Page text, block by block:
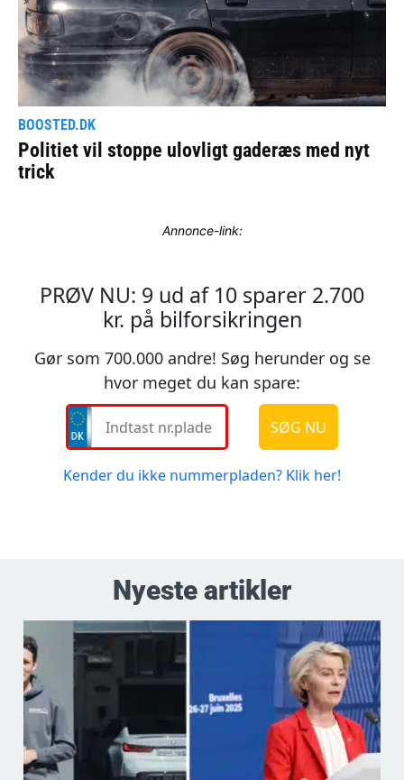
Annonce-link:
Nyeste artikler